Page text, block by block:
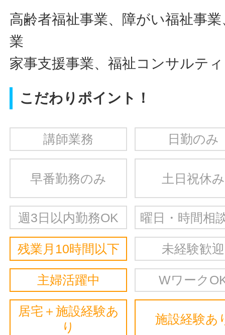
高齢者福祉事業、障がい福祉事
業
家事支援事業、福祉コンサルテ
こだわりポイント！
講師業務 日勤のみ
早番勤務のみ 土日祝休み
週3日以内勤務OK 曜日・時間相
残業月10時間以下 未経験歓迎
主婦活躍中 Wワーク
居宅＋施設経験あ
り
施設経験あ